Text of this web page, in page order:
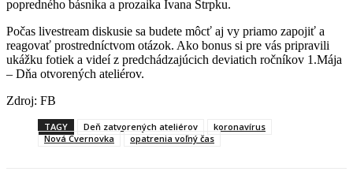
popredného básnika a prozaika Ivana Štrpku.
Počas livestream diskusie sa budete môcť aj vy priamo zapojiť a
reagovať prostredníctvom otázok. Ako bonus si pre vás pripravili
ukážku fotiek a videí z predchádzajúcich deviatich ročníkov 1.Mája
– Dňa otvorených ateliérov.
Zdroj: FB
TAGY Deň zatvorených ateliérov
koronavírus
Nová Cvernovka
opatrenia voľný čas